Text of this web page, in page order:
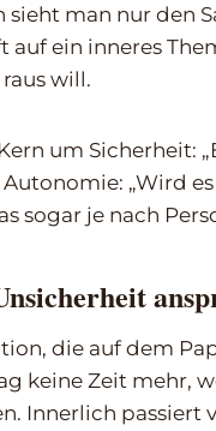
sieht man nur den
auf ein inneres
will.
um Sicherheit:
„Wird
sogar je nach
die auf dem
keine Zeit mehr,
Innerlich